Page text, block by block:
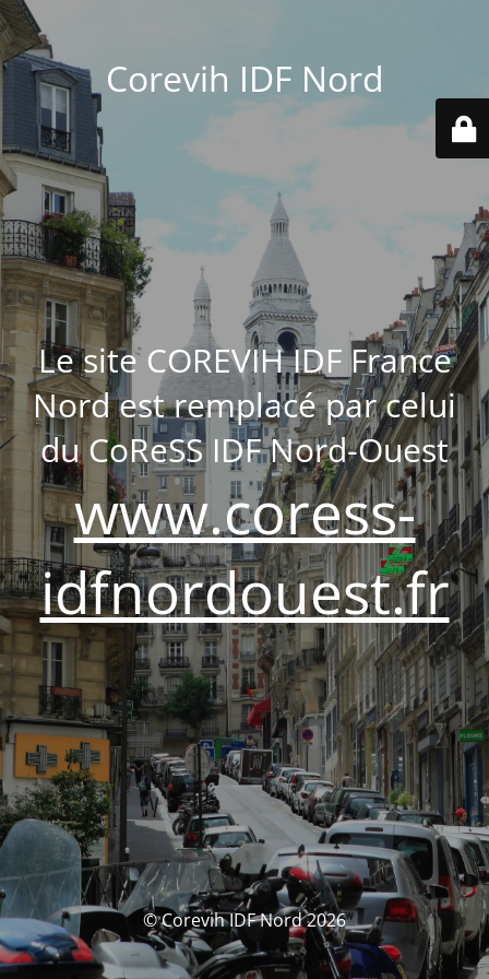
Corevih IDF Nord
Le site COREVIH IDF France
Nord est remplacé par celui
du CoReSS IDF Nord-Ouest
www.coress-
idfnordouest.fr
© Corevih IDF Nord 2026